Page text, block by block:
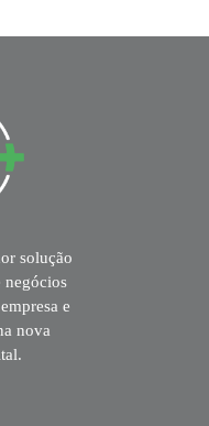
solução
negócios
e
nova